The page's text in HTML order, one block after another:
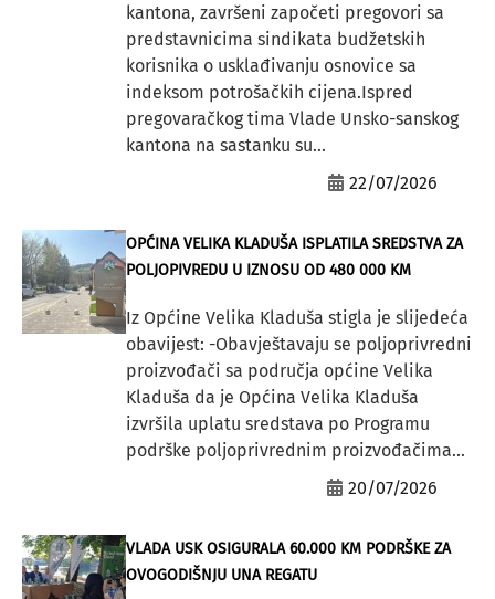
kantona, završeni započeti pregovori sa
predstavnicima sindikata budžetskih
korisnika o usklađivanju osnovice sa
indeksom potrošačkih cijena.Ispred
pregovaračkog tima Vlade Unsko-sanskog
kantona na sastanku su...
22/07/2026
OPĆINA VELIKA KLADUŠA ISPLATILA SREDSTVA ZA
POLJOPIVREDU U IZNOSU OD 480 000 KM
Iz Općine Velika Kladuša stigla je slijedeća
obavijest: -Obavještavaju se poljoprivredni
proizvođači sa područja općine Velika
Kladuša da je Općina Velika Kladuša
izvršila uplatu sredstava po Programu
podrške poljoprivrednim proizvođačima...
20/07/2026
VLADA USK OSIGURALA 60.000 KM PODRŠKE ZA
OVOGODIŠNJU UNA REGATU